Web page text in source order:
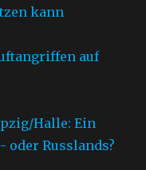
kann
auf
Halle: Ein
Russlands?